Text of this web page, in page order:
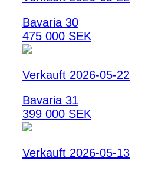
Bavaria 30
475 000 SEK
Verkauft 2026-05-22
Bavaria 31
399 000 SEK
Verkauft 2026-05-13